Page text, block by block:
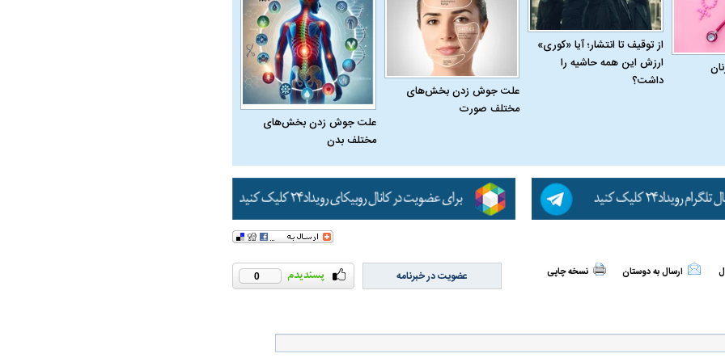
از توقیف تا انتشار؛ آیا «کوری»
ارزش این همه حاشیه را
داشت؟
علت جوش زدن بخش‌های
مختلف صورت
علت جوش زدن بخش‌های
مختلف بدن
ارسال به دوستان نسخه چاپی 0 عضویت در خبرنامه
به کویت با
سخنرانی دیده نشده آیت‌الله هاشمی
رفسنجانی درباره پذیرش قطع نامه۵۹۸
ببینید| انیمیشن لگویی حمله به کویت با
جنگنده اف-۵